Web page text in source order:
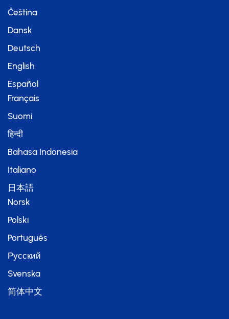
Čeština
Dansk
Deutsch
English
Español
Français
Suomi
हिन्दी
Bahasa Indonesia
Italiano
日本語
Norsk
Polski
Português
Русский
Svenska
简体中文